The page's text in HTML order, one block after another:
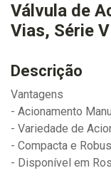
Válvula de
Vias, Série
Descrição
Vantagens
- Acionamento
- Variedade de
- Compacta e
- Disponível em